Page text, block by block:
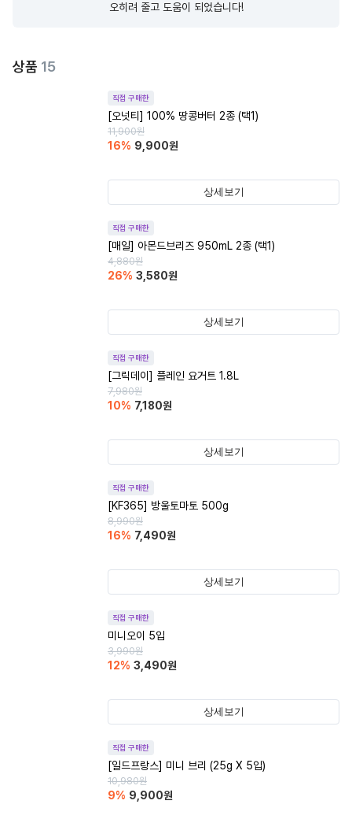
오히려 줄고 도움이 되었습니다!
상품 15
직접 구매한
[오넛티] 100% 땅콩버터 2종 (택1)
11,900원
16% 9,900원
상세보기
직접 구매한
[매일] 아몬드브리즈 950mL 2종 (택1)
4,880원
26% 3,580원
상세보기
직접 구매한
[그릭데이] 플레인 요거트 1.8L
7,980원
10% 7,180원
상세보기
직접 구매한
[KF365] 방울토마토 500g
8,990원
16% 7,490원
상세보기
직접 구매한
미니오이 5입
3,990원
12% 3,490원
상세보기
직접 구매한
[일드프랑스] 미니 브리 (25g X 5입)
10,980원
9% 9,900원